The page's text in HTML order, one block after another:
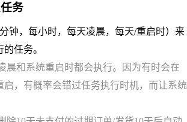
务
钟，每小时，每天凌晨，每天/重启时）来
任务。
晨和系统重启时都会执行。因为有时会在
启，有概率会错过任务执行时机，而让系统